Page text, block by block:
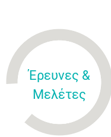
Έρευνες &
Μελέτες